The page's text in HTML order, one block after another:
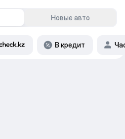
Новые авто
В кредит